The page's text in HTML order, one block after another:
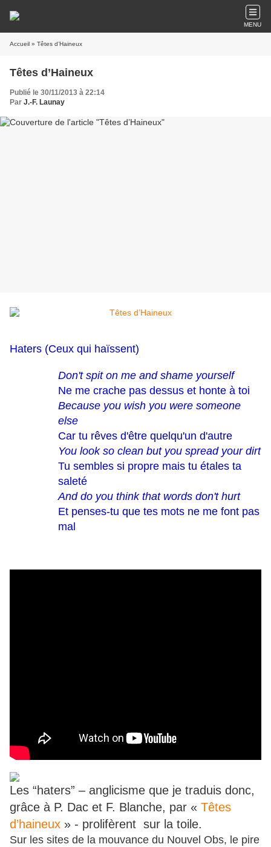
MENU
Accueil » Têtes d’Haineux
Têtes d’Haineux
Publié le 30/11/2013 à 22:14
Par J.-F. Launay
Haters (Ceux qui haïssent)
Don't spit on me and shame yourself
Ne me crache pas dessus et honte à toi
Because you wish you were someone
else
Car tu rêves d'être quelqu'un d'autre
You look so clean but you spread your dirt
Tu sembles si propre mais tu étales ta
saleté
And do you think that words don't hurt
Et penses-tu que tes mots ne me font pas
mal
Les “haters” – anglicisme que je traduis donc,
grâce à P. Dac et F. Blanche, par « Têtes
d’haineux » - prolifèrent sur la toile.
Sur les sites de la mouvance du Nouvel Obs, le pire